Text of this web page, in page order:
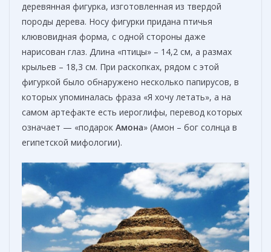
деревянная фигурка, изготовленная из твердой
породы дерева. Носу фигурки придана птичья
клювовидная форма, с одной стороны даже
нарисован глаз. Длина «птицы» – 14,2 см, а размах
крыльев – 18,3 см. При раскопках, рядом с этой
фигуркой было обнаружено несколько папирусов, в
которых упоминалась фраза «Я хочу летать», а на
самом артефакте есть иероглифы, перевод которых
означает — «подарок Амона» (Амон – бог солнца в
египетской мифологии).